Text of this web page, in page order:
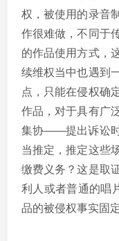
权，被使用的录音
作很难做，不同于
的作品使用方式，
续维权当中也遇到
点，只能在侵权确
作品，对于具有广
集协——提出诉讼
当推定，推定这些
缴费义务？这是取
利人或者普通的唱
品的被侵权事实固